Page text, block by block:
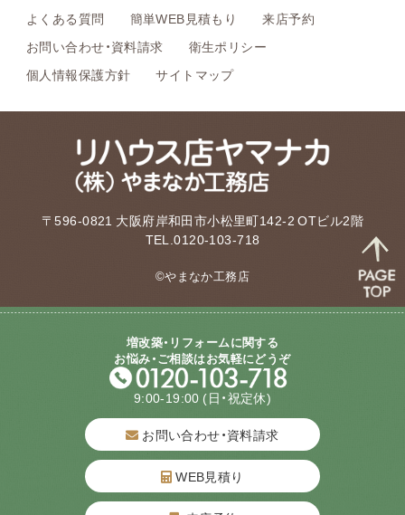
よくある質問
簡単WEB見積もり
来店予約
お問い合わせ・資料請求
衛生ポリシー
個人情報保護方針
サイトマップ
〒596-0821 大阪府岸和田市小松里町142-2 OTビル2階
TEL.0120-103-718
©やまなか工務店
増改築・リフォームに関する
お悩み・ご相談はお気軽にどうぞ
9:00-19:00 (日・祝定休)
お問い合わせ・資料請求
WEB見積り